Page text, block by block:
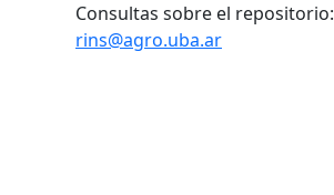
Consultas sobre el repositorio:
rins@agro.uba.ar